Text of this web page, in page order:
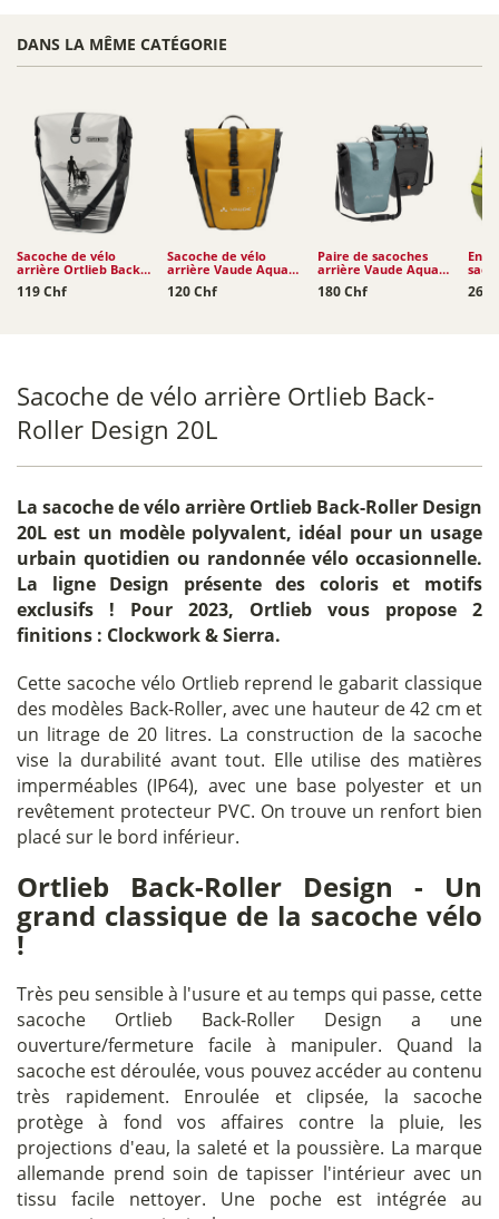
DANS LA MÊME CATÉGORIE
Sacoche de vélo
arrière Ortlieb Back-
Roller Design 20L
119 Chf
Sacoche de vélo
arrière Vaude Aqua
Back Plus Single
(rec)...
120 Chf
Paire de sacoches
arrière Vaude Aqua
Back (rec) 2 x 24L
180 Chf 260
Sacoche de vélo arrière Ortlieb Back-
Roller Design 20L
La sacoche de vélo arrière Ortlieb Back-Roller Design
20L est un modèle polyvalent, idéal pour un usage
urbain quotidien ou randonnée vélo occasionnelle.
La ligne Design présente des coloris et motifs
exclusifs ! Pour 2023, Ortlieb vous propose 2
finitions : Clockwork & Sierra.
Cette sacoche vélo Ortlieb reprend le gabarit classique
des modèles Back-Roller, avec une hauteur de 42 cm et
un litrage de 20 litres. La construction de la sacoche
vise la durabilité avant tout. Elle utilise des matières
imperméables (IP64), avec une base polyester et un
revêtement protecteur PVC. On trouve un renfort bien
placé sur le bord inférieur.
Ortlieb Back-Roller Design - Un
grand classique de la sacoche vélo
!
Très peu sensible à l'usure et au temps qui passe, cette
sacoche Ortlieb Back-Roller Design a une
ouverture/fermeture facile à manipuler. Quand la
sacoche est déroulée, vous pouvez accéder au contenu
très rapidement. Enroulée et clipsée, la sacoche
protège à fond vos affaires contre la pluie, les
projections d'eau, la saleté et la poussière. La marque
allemande prend soin de tapisser l'intérieur avec un
tissu facile nettoyer. Une poche est intégrée au